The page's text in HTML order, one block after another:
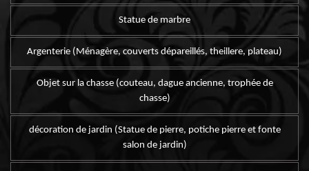
Statue de marbre
Argenterie (Ménagère, couverts dépareillés, theillere, plateau)
Objet sur la chasse (couteau, dague ancienne, trophée de
chasse)
décoration de jardin (Statue de pierre, potiche pierre et fonte
salon de jardin)